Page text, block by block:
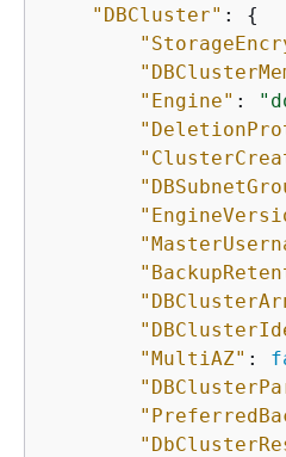
"DBCluster" : {
"Engine" :
"MultiAZ" :